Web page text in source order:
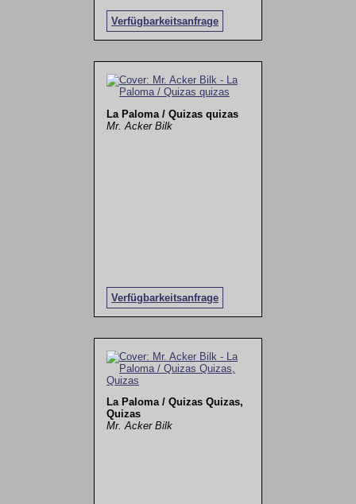
Verfügbarkeitsanfrage
La Paloma / Quizas quizas
Mr. Acker Bilk
Verfügbarkeitsanfrage
La Paloma / Quizas Quizas,
Quizas
Mr. Acker Bilk